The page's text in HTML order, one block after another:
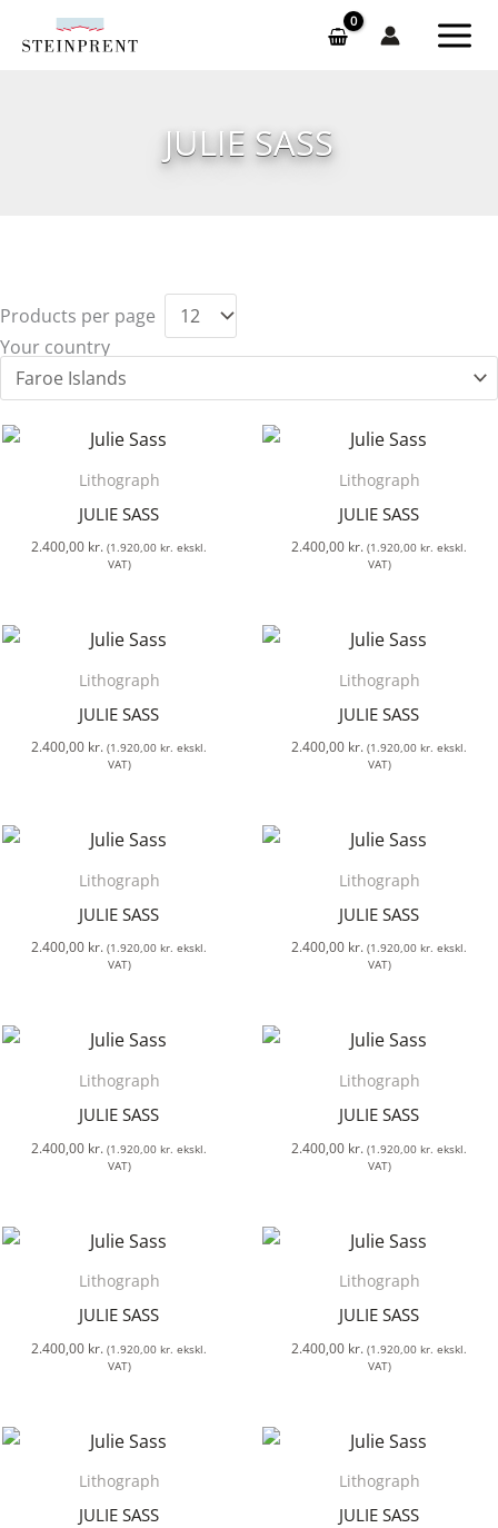
JULIE SASS
Products per page
Your country
Lithograph
JULIE SASS
2.400,00 kr. (1.920,00 kr. ekskl.
VAT)
Lithograph
JULIE SASS
2.400,00 kr. (1.920,00 kr. ekskl.
VAT)
Lithograph
JULIE SASS
2.400,00 kr. (1.920,00 kr. ekskl.
VAT)
Lithograph
JULIE SASS
2.400,00 kr. (1.920,00 kr. ekskl.
VAT)
Lithograph
JULIE SASS
2.400,00 kr. (1.920,00 kr. ekskl.
VAT)
Lithograph
JULIE SASS
2.400,00 kr. (1.920,00 kr. ekskl.
VAT)
Lithograph
JULIE SASS
2.400,00 kr. (1.920,00 kr. ekskl.
VAT)
Lithograph
JULIE SASS
2.400,00 kr. (1.920,00 kr. ekskl.
VAT)
Lithograph
JULIE SASS
2.400,00 kr. (1.920,00 kr. ekskl.
VAT)
Lithograph
JULIE SASS
2.400,00 kr. (1.920,00 kr. ekskl.
VAT)
Lithograph
JULIE SASS
Lithograph
JULIE SASS